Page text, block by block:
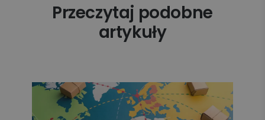
Przeczytaj podobne
artykuły